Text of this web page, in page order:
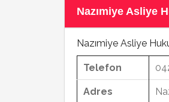
Nazımiye Asliye
Nazımiye Asliye
Telefon
Adres